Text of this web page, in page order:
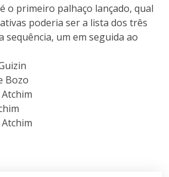
o primeiro palhaço lançado, qual
poderia ser a lista dos três
sequência, um em seguida ao
Bozo